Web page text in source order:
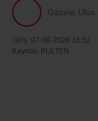
Gazete Ulus
Giriş: 07-08-2026 16:52
Kaynak: BULTEN